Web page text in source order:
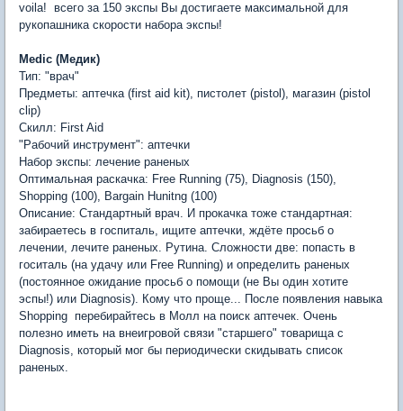
voila!  всего за 150 экспы Вы достигаете максимальной для
рукопашника скорости набора экспы!
Medic (Медик)
Тип: "врач"
Предметы: аптечка (first aid kit), пистолет (pistol), магазин (pistol
clip)
Скилл: First Aid
"Рабочий инструмент": аптечки
Набор экспы: лечение раненых
Оптимальная раскачка: Free Running (75), Diagnosis (150),
Shopping (100), Bargain Hunitng (100)
Описание: Стандартный врач. И прокачка тоже стандартная:
забираетесь в госпиталь, ищите аптечки, ждёте просьб о
лечении, лечите раненых. Рутина. Сложности две: попасть в
госиталь (на удачу или Free Running) и определить раненых
(постоянное ожидание просьб о помощи (не Вы один хотите
эспы!) или Diagnosis). Кому что проще... После появления навыка
Shopping  перебирайтесь в Молл на поиск аптечек. Очень
полезно иметь на внеигровой связи "старшего" товарища с
Diagnosis, который мог бы периодически скидывать список
раненых.